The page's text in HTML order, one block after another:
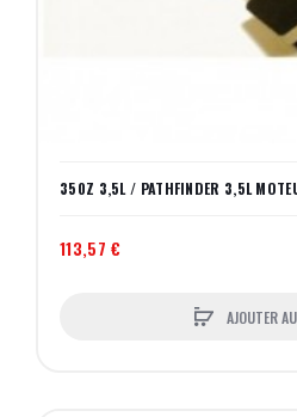
350Z 3,5L / PATHFINDER 3,5L
113,57 €
AJOUTER